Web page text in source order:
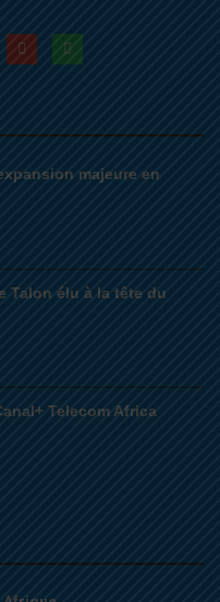
majeure en
Talon élu à la tête du
Telecom Africa